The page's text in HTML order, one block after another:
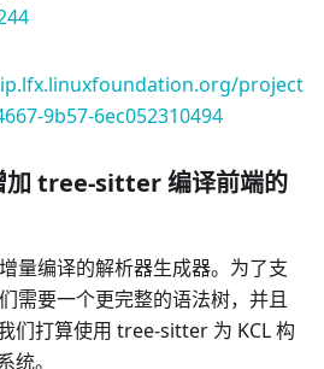
project
9b57-6ec052310494
加 tree-sitter 编译前端的
量编译的解析器生成器。为了支
需要一个更完整的语法树，并且
们打算使用 tree-sitter 为 KCL 构
统。